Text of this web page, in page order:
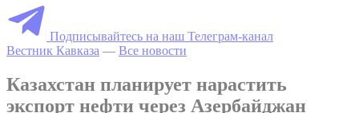
Подписывайтесь на наш Телеграм-канал
Вестник Кавказа — Все новости
Казахстан планирует нарастить
экспорт нефти через Азербайджан